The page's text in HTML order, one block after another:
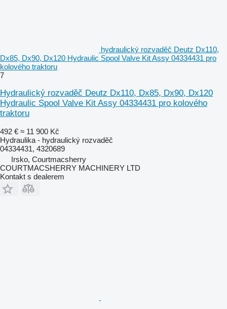
hydraulický rozvaděč Deutz Dx110,
Dx85, Dx90, Dx120 Hydraulic Spool Valve Kit Assy 04334431 pro
kolového traktoru
7
Hydraulický rozvaděč Deutz Dx110, Dx85, Dx90, Dx120
Hydraulic Spool Valve Kit Assy 04334431 pro kolového
traktoru
492 € ≈ 11 900 Kč
Hydraulika - hydraulický rozvaděč
04334431, 4320689
Irsko, Courtmacsherry
COURTMACSHERRY MACHINERY LTD
Kontakt s dealerem